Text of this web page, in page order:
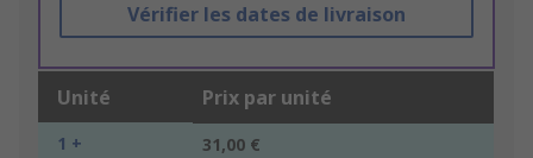
Vérifier les dates de livraison
Unité Prix par unité
1 + 31,00 €